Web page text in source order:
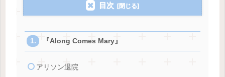
目次
『Along Comes Mary』
アリソン退院